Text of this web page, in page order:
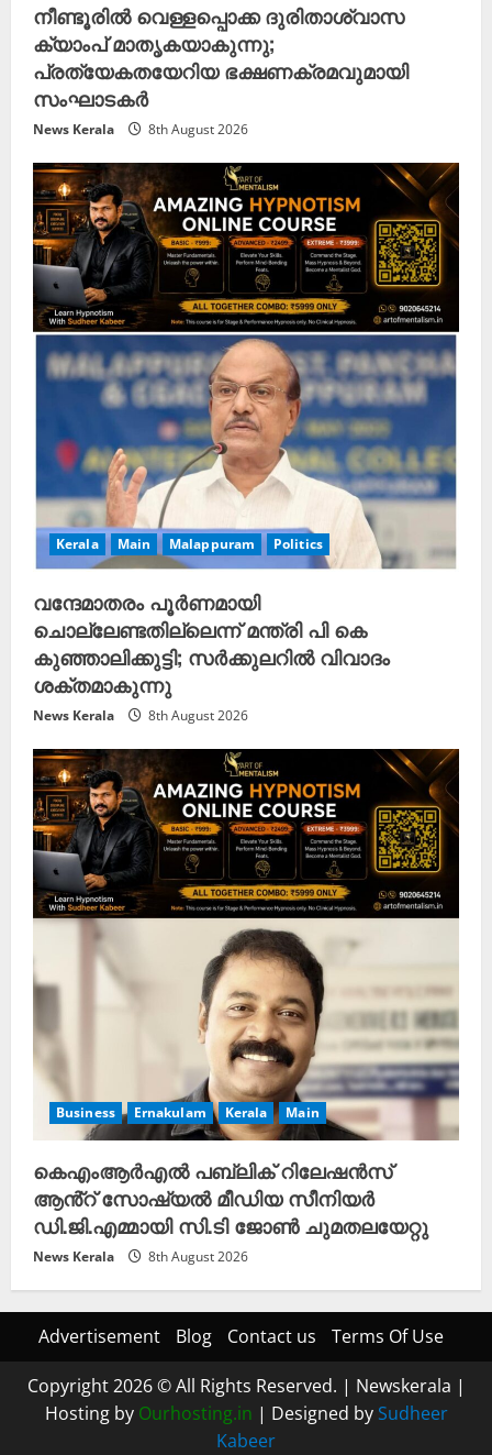
നീണ്ടൂരിൽ വെള്ളപ്പൊക്ക ദുരിതാശ്വാസ
ക്യാംപ് മാതൃകയാകുന്നു;
പ്രത്യേകതയേറിയ ഭക്ഷണക്രമവുമായി
സംഘാടകർ
News Kerala 8th August 2026
Kerala Main Malappuram Politics
വന്ദേമാതരം പൂർണമായി
ചൊല്ലേണ്ടതില്ലെന്ന് മന്ത്രി പി കെ
കുഞ്ഞാലിക്കുട്ടി; സർക്കുലറിൽ വിവാദം
ശക്തമാകുന്നു
News Kerala 8th August 2026
Business Ernakulam Kerala Main
കെഎംആർഎൽ പബ്ലിക് റിലേഷൻസ്
ആൻ്റ് സോഷ്യൽ മീഡിയ സീനിയർ
ഡി.ജി.എമ്മായി സി.ടി ജോൺ ചുമതലയേറ്റു
News Kerala 8th August 2026
Advertisement Blog Contact us Terms Of Use
Copyright 2026 © All Rights Reserved. | Newskerala |
Hosting by Ourhosting.in | Designed by Sudheer
Kabeer